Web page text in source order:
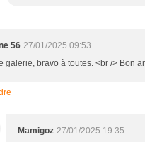
56 27/01/2025 09:53
galerie, bravo à toutes. <br /> Bon
Mamigoz 27/01/2025 19:35